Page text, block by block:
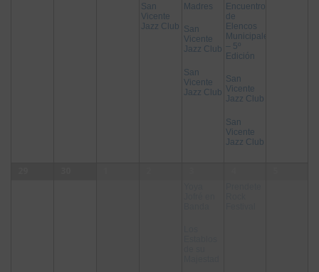
San
Vicente
Jazz Club
Madres
San
Vicente
Jazz Club
San
Vicente
Jazz Club
Encuentro
de
Elencos
Municipales
– 5º
Edición
San
Vicente
Jazz Club
San
Vicente
Jazz Club